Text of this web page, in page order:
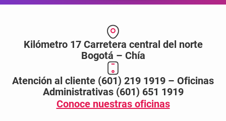
Kilómetro 17 Carretera central del norte
Bogotá – Chía
Atención al cliente (601) 219 1919 – Oficinas
Administrativas (601) 651 1919
Conoce nuestras oficinas